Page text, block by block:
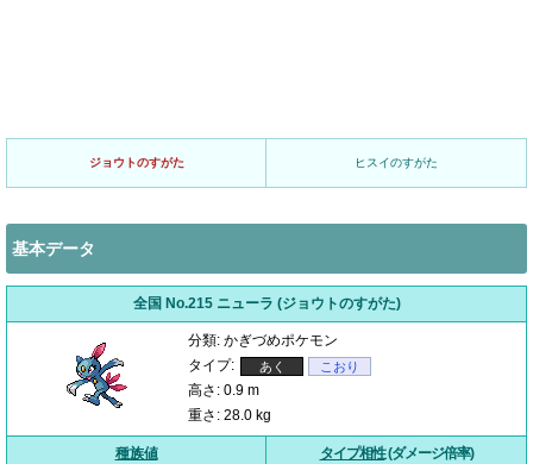
ジョウトのすがた ヒスイのすがた
基本データ
全国 No.215 ニューラ (ジョウトのすがた)
分類: かぎづめポケモン
タイプ:
あく こおり
高さ: 0.9 m
重さ: 28.0 kg
種族値 タイプ相性(ダメージ倍率)